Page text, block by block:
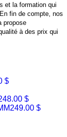
et la formation qui
fin de compte, nos
propose
à des prix qui
$
$
249.00 $